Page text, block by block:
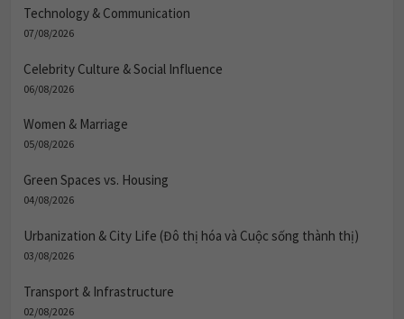
Technology & Communication
07/08/2026
Celebrity Culture & Social Influence
06/08/2026
Women & Marriage
05/08/2026
Green Spaces vs. Housing
04/08/2026
Urbanization & City Life (Đô thị hóa và Cuộc sống thành thị)
03/08/2026
Transport & Infrastructure
02/08/2026